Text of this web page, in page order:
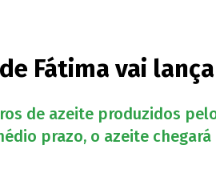
Fátima vai
de azeite produzidos
prazo, o azeite